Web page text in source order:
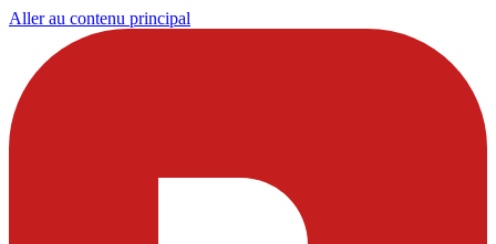
Aller au contenu principal